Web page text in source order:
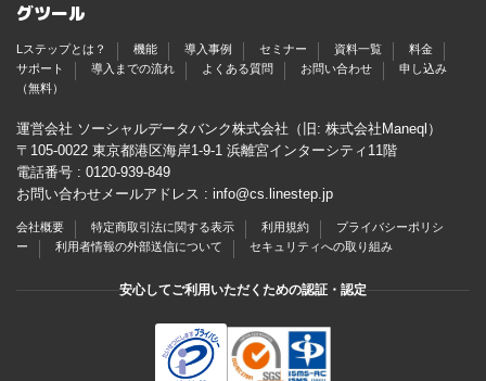
グツール
Lステップとは？ 機能 導入事例 セミナー 資料一覧
料金
サポート
導入までの流れ よくある質問 お問い合わせ
申し込み
（無料）
運営会社 ソーシャルデータバンク株式会社（旧: 株式会社Maneql）
〒105-0022 東京都港区海岸1-9-1 浜離宮インターシティ11階
電話番号 : 0120-939-849
お問い合わせメールアドレス : info@cs.linestep.jp
会社概要 特定商取引法に関する表示 利用規約
プライバシーポリシ
ー
利用者情報の外部送信について セキュリティへの取り組み
安心してご利用いただくための認証・認定